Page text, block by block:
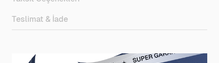
Teslimat & İade